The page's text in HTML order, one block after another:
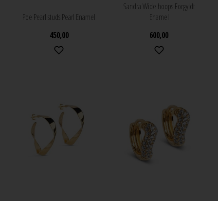
Poe Pearl studs Pearl Enamel
450,00
Sandra Wide hoops Forgyldt
Enamel
600,00